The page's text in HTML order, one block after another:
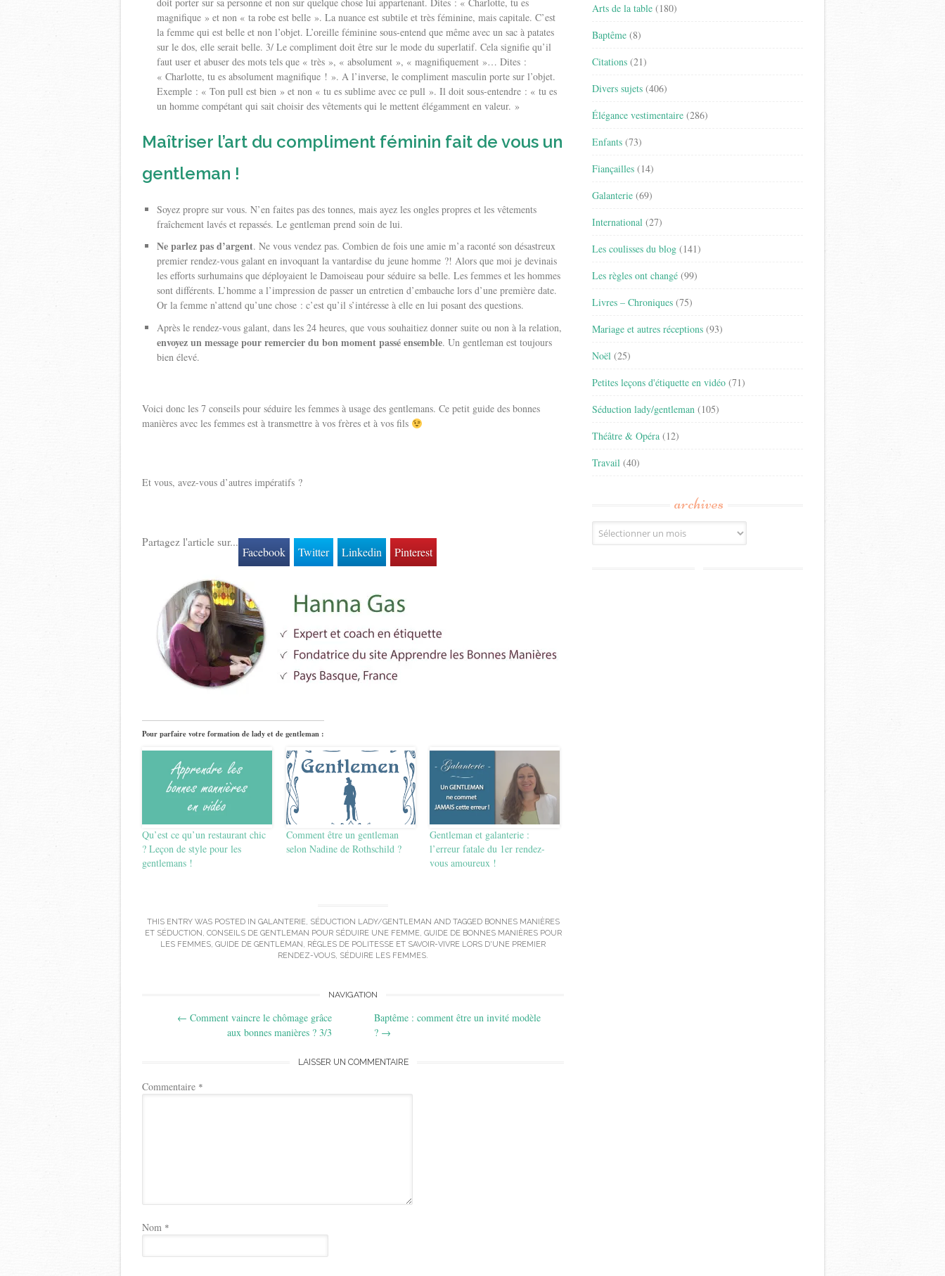
magnifique » et non « ta robe est belle ». La nuance est subtile et très féminine, mais capitale. C’est
la femme qui est belle et non l’objet. L’oreille féminine sous-entend que même avec un sac à patates
sur le dos, elle serait belle. 3/ Le compliment doit être sur le mode du superlatif. Cela signifie qu’il
faut user et abuser des mots tels que « très », « absolument », « magnifiquement »… Dites :
« Charlotte, tu es absolument magnifique ! ». A l’inverse, le compliment masculin porte sur l’objet.
Exemple : « Ton pull est bien » et non « tu es sublime avec ce pull ». Il doit sous-entendre : « tu es
un homme compétant qui sait choisir des vêtements qui le mettent élégamment en valeur. »
Maîtriser l’art du compliment féminin fait de vous un
gentleman !
Soyez propre sur vous. N’en faites pas des tonnes, mais ayez les ongles propres et les vêtements
fraîchement lavés et repassés. Le gentleman prend soin de lui.
Ne parlez pas d’argent. Ne vous vendez pas. Combien de fois une amie m’a raconté son désastreux
premier rendez-vous galant en invoquant la vantardise du jeune homme ?! Alors que moi je devinais
les efforts surhumains que déployaient le Damoiseau pour séduire sa belle. Les femmes et les hommes
sont différents. L’homme a l’impression de passer un entretien d’embauche lors d’une première date.
Or la femme n’attend qu’une chose : c’est qu’il s’intéresse à elle en lui posant des questions.
Après le rendez-vous galant, dans les 24 heures, que vous souhaitiez donner suite ou non à la relation,
envoyez un message pour remercier du bon moment passé ensemble. Un gentleman est toujours
bien élevé.
Voici donc les 7 conseils pour séduire les femmes à usage des gentlemans. Ce petit guide des bonnes
manières avec les femmes est à transmettre à vos frères et à vos fils
Et vous, avez-vous d’autres impératifs ?
Partagez l'article sur...
Facebook Twitter Linkedin Pinterest
Pour parfaire votre formation de lady et de gentleman :
Qu’est ce qu’un restaurant chic
? Leçon de style pour les
gentlemans !
Comment être un gentleman
selon Nadine de Rothschild ?
Gentleman et galanterie :
l’erreur fatale du 1er rendez-
vous amoureux !
THIS ENTRY WAS POSTED IN GALANTERIE, SÉDUCTION LADY/GENTLEMAN AND TAGGED BONNES MANIÈRES
ET SÉDUCTION, CONSEILS DE GENTLEMAN POUR SÉDUIRE UNE FEMME, GUIDE DE BONNES MANIÈRES POUR
LES FEMMES, GUIDE DE GENTLEMAN, RÈGLES DE POLITESSE ET SAVOIR-VIVRE LORS D'UNE PREMIER
RENDEZ-VOUS, SÉDUIRE LES FEMMES.
navigation
NAVIGATION
← Comment vaincre le chômage grâce
aux bonnes manières ? 3/3
Baptême : comment être un invité modèle
? →
LAISSER UN COMMENTAIRE
Commentaire *
Nom *
Arts de la table (180)
Baptême (8)
Citations (21)
Divers sujets (406)
Élégance vestimentaire (286)
Enfants (73)
Fiançailles (14)
Galanterie (69)
International (27)
Les coulisses du blog (141)
Les règles ont changé (99)
Livres – Chroniques (75)
Mariage et autres réceptions (93)
Noël (25)
Petites leçons d'étiquette en vidéo (71)
Séduction lady/gentleman (105)
Théâtre & Opéra (12)
Travail (40)
archives
Archives